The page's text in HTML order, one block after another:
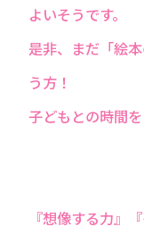
よいそうです。
是非、まだ「絵
う方！
子どもとの時間
『想像する力』